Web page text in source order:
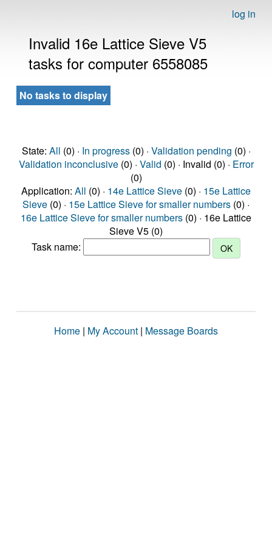
log in
Invalid 16e Lattice Sieve V5
tasks for computer 6558085
No tasks to display
State: All (0) · In progress(0) · Validation pending (0) ·
Validation inconclusive(0) · Valid (0) · Invalid (0) · Error
(0)
Application: All (0) · 14e Lattice Sieve (0) · 15e Lattice
Sieve (0) · 15e Lattice Sieve for smaller numbers (0) ·
16e Lattice Sieve for smaller numbers (0) · 16e Lattice
Sieve V5 (0)
Task name:
Home | My Account | Message Boards